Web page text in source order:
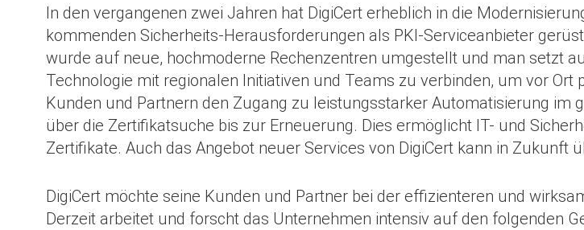
In den vergangenen zwei Jahren hat DigiCert erheblich in die
kommenden Sicherheits-Herausforderungen als PKI-Serviceanbieter
wurde auf neue, hochmoderne Rechenzentren umgestellt und man setzt
Technologie mit regionalen Initiativen und Teams zu verbinden, um vor
Kunden und Partnern den Zugang zu leistungsstarker Automatisierung
über die Zertifikatsuche bis zur Erneuerung. Dies ermöglicht IT- und
Zertifikate. Auch das Angebot neuer Services von DigiCert kann in Zukunft
DigiCert möchte seine Kunden und Partner bei der effizienteren und
Derzeit arbeitet und forscht das Unternehmen intensiv auf den folgenden